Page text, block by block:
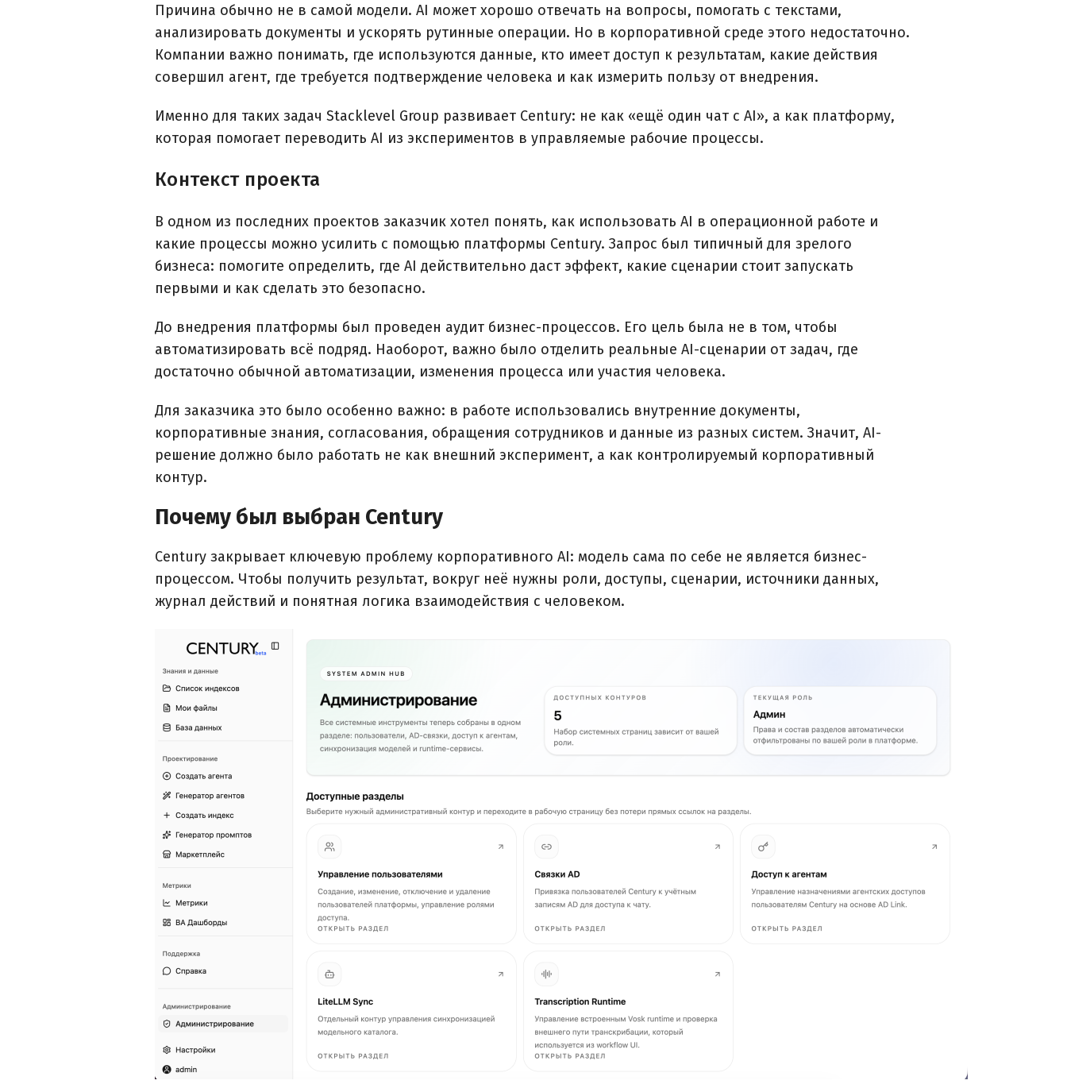
Причина обычно не в самой модели. AI может хорошо отвечать на вопросы, помогать с текстами,
анализировать документы и ускорять рутинные операции. Но в корпоративной среде этого недостаточно.
Компании важно понимать, где используются данные, кто имеет доступ к результатам, какие действия
совершил агент, где требуется подтверждение человека и как измерить пользу от внедрения.
Именно для таких задач Stacklevel Group развивает Century: не как «ещё один чат с AI», а как платформу,
которая помогает переводить AI из экспериментов в управляемые рабочие процессы.
Контекст проекта
В одном из последних проектов заказчик хотел понять, как использовать AI в операционной работе и
какие процессы можно усилить с помощью платформы Century. Запрос был типичный для зрелого
бизнеса: помогите определить, где AI действительно даст эффект, какие сценарии стоит запускать
первыми и как сделать это безопасно.
До внедрения платформы был проведен аудит бизнес-процессов. Его цель была не в том, чтобы
автоматизировать всё подряд. Наоборот, важно было отделить реальные AI-сценарии от задач, где
достаточно обычной автоматизации, изменения процесса или участия человека.
Для заказчика это было особенно важно: в работе использовались внутренние документы,
корпоративные знания, согласования, обращения сотрудников и данные из разных систем. Значит, AI-
решение должно было работать не как внешний эксперимент, а как контролируемый корпоративный
контур.
Почему был выбран Century
Century закрывает ключевую проблему корпоративного AI: модель сама по себе не является бизнес-
процессом. Чтобы получить результат, вокруг неё нужны роли, доступы, сценарии, источники данных,
журнал действий и понятная логика взаимодействия с человеком.